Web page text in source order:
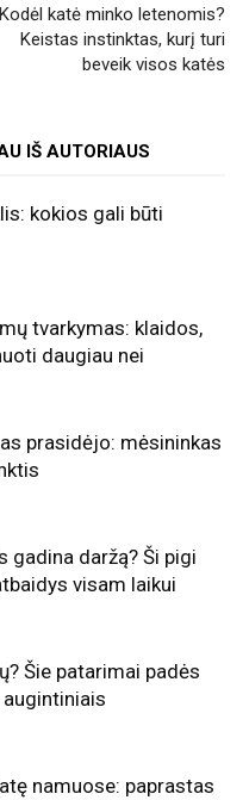
Kodėl katė minko letenomis?
Keistas instinktas, kurį turi
beveik visos katės
IŠ AUTORIAUS
kokios gali būti
tvarkymas: klaidos,
daugiau nei
prasidėjo: mėsininkas
gadina daržą? Ši pigi
visam laikui
Šie patarimai padės
namuose: paprastas